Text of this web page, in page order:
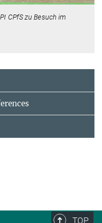
CPfS zu Besuch im
TOP